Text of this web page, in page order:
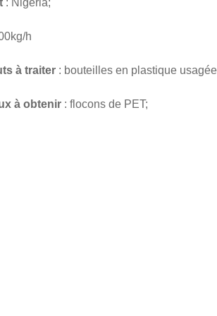
: Nigeria;
h
à traiter : bouteilles en plastique
à obtenir : flocons de PET;